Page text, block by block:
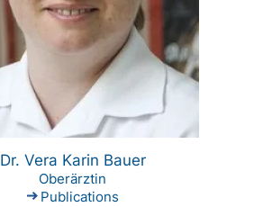
Dr. Vera Karin Bauer
Oberärztin
Publications